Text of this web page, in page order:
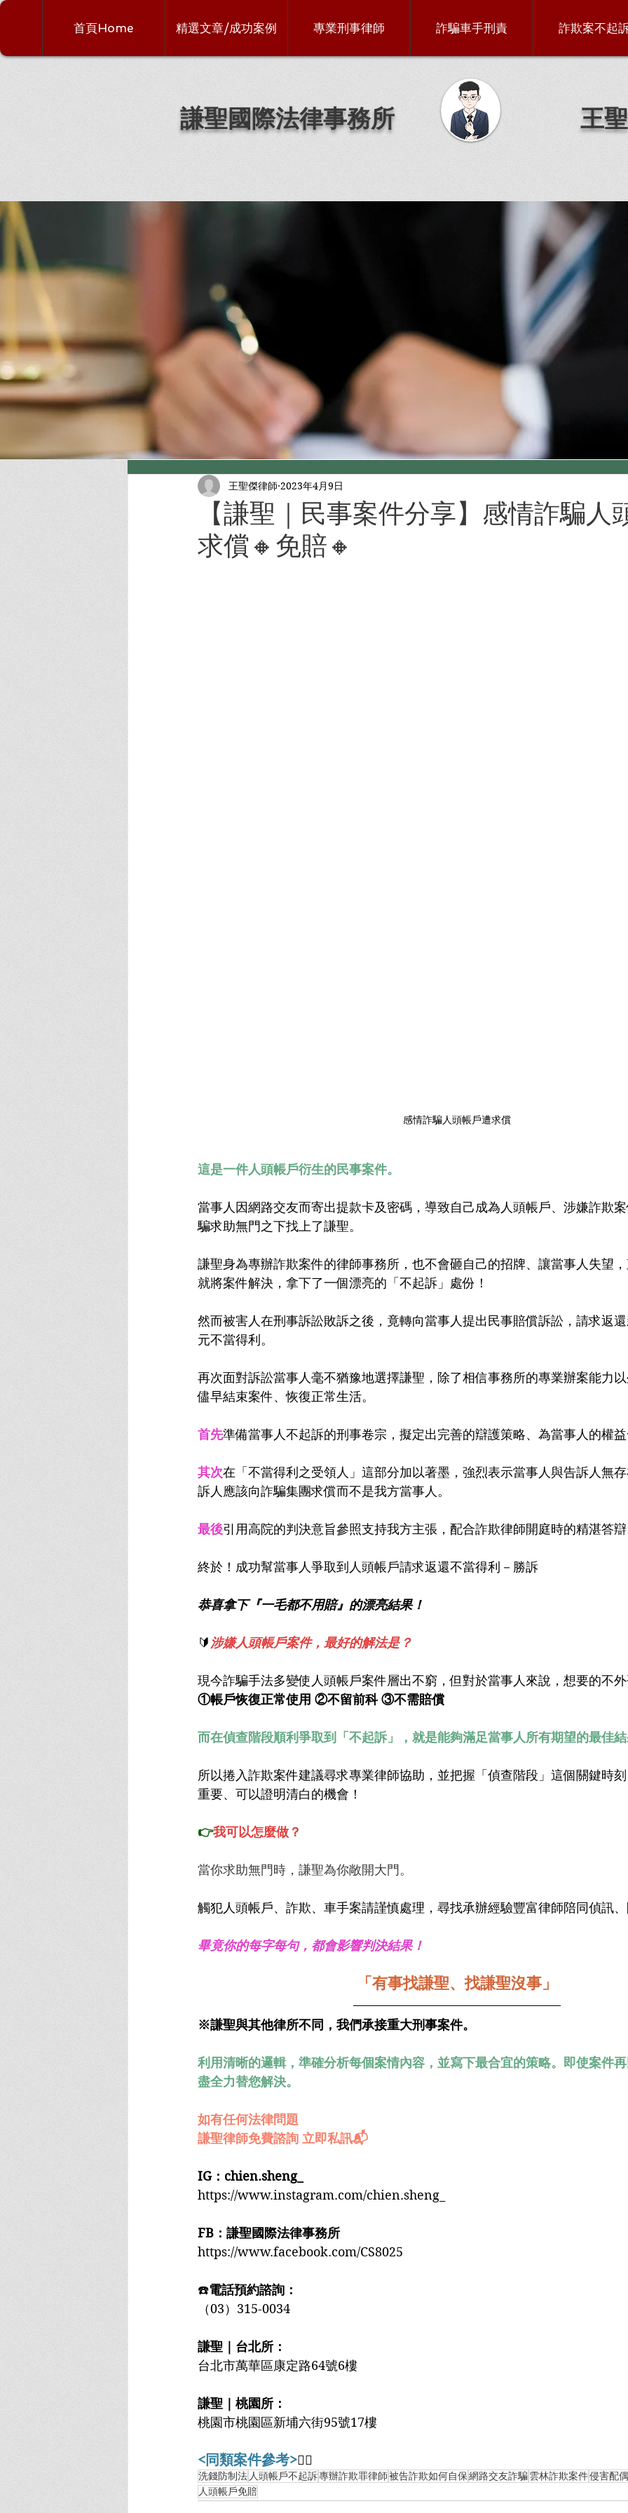
首頁Home 精選文章/成功案例 專業刑事律師 詐騙車手刑責 詐欺案不起
謙聖國際法律事務所 王
【謙聖｜民事案件分享】️感情詐騙人
求償🔸免賠🔸️
王聖傑律師 2023年4月9日
感情詐騙人頭帳戶遭求償
這是一件人頭帳戶衍生的民事案件。
當事人因網路交友而寄出提款卡及密碼，導致自己成為人頭帳戶、涉嫌詐欺
騙求助無門之下找上了謙聖。
謙聖身為專辦詐欺案件的律師事務所，也不會砸自己的招牌、讓當事人失望
就將案件解決，拿下了一個漂亮的「不起訴」處份！
然而被害人在刑事訴訟敗訴之後，竟轉向當事人提出民事賠償訴訟，請求返
元不當得利。
再次面對訴訟當事人毫不猶豫地選擇謙聖，除了相信事務所的專業辦案能力
儘早結束案件、恢復正常生活。
首先準備當事人不起訴的刑事卷宗，擬定出完善的辯護策略、為當事人的權
其次在「不當得利之受領人」這部分加以著墨，強烈表示當事人與告訴人無
訴人應該向詐騙集團求償而不是我方當事人。
最後引用高院的判決意旨參照支持我方主張，配合詐欺律師開庭時的精湛答
終於！成功幫當事人爭取到人頭帳戶請求返還不當得利－勝訴
恭喜拿下『一毛都不用賠』的漂亮結果！
🔰 涉嫌人頭帳戶案件，最好的解法是？
現今詐騙手法多變使人頭帳戶案件層出不窮，但對於當事人來說，想要的不
①帳戶恢復正常使用 ②不留前科 ③不需賠償
而在偵查階段順利爭取到「不起訴」，就是能夠滿足當事人所有期望的最佳
所以捲入詐欺案件建議尋求專業律師協助，並把握「偵查階段」這個關鍵時
重要、可以證明清白的機會！
👉我可以怎麼做？
當你求助無門時，謙聖為你敞開大門。
觸犯人頭帳戶、詐欺、車手案請謹慎處理，尋找承辦經驗豐富律師陪同偵訊
畢竟你的每字每句，都會影響判決結果！
「有事找謙聖、找謙聖沒事」
※謙聖與其他律所不同，我們承接重大刑事案件。
利用清晰的邏輯，準確分析每個案情內容，並寫下最合宜的策略。即使案件
盡全力替您解決。
如有任何法律問題
謙聖律師免費諮詢 立即私訊📬
IG：chien.sheng_
https://www.instagram.com/chien.sheng_
FB：謙聖國際法律事務所
https://www.facebook.com/CS8025
☎️電話預約諮詢：
（03）315-0034
謙聖｜台北所：
台北市萬華區康定路64號6樓
謙聖｜桃園所：
桃園市桃園區新埔六街95號17樓️️
<同類案件參考>👇🏻
洗錢防制法 人頭帳戶不起訴專辦詐欺罪律師被告詐欺如何自保網路交友詐騙雲林詐欺案件侵害配
人頭帳戶免賠